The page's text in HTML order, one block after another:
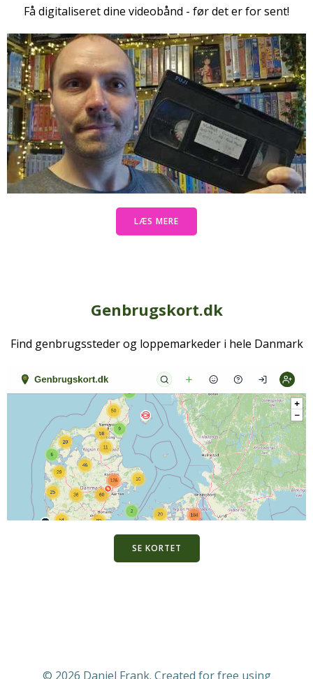
Få digitaliseret dine videobånd - før det er for sent!
LÆS MERE
Genbrugskort.dk
Find genbrugssteder og loppemarkeder i hele Danmark
SE KORTET
© 2026 Daniel Frank. Created for free using